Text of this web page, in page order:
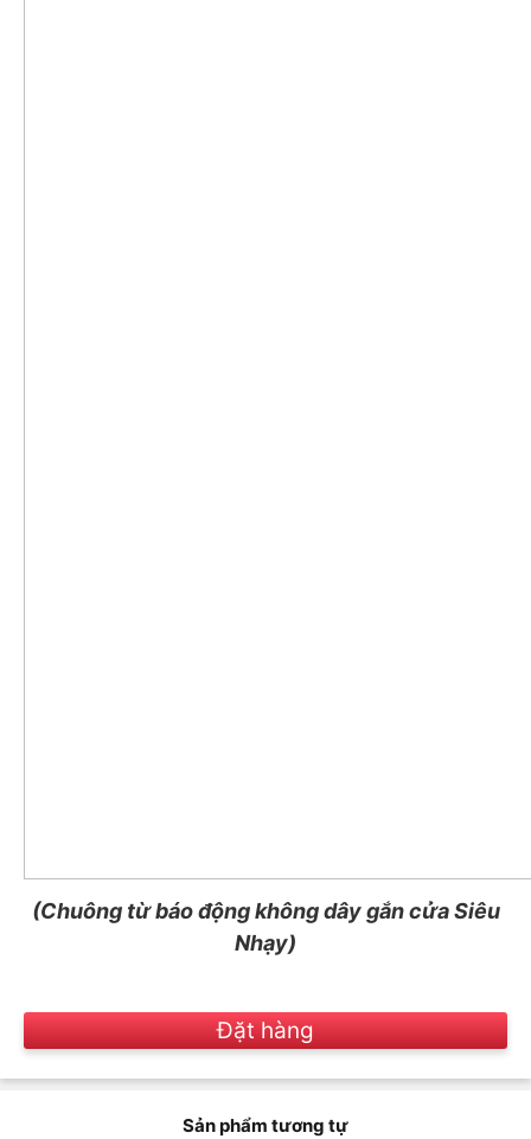
(Chuông từ báo động không dây gắn cửa Siêu
Nhạy)
Đặt hàng
Sản phẩm tương tự